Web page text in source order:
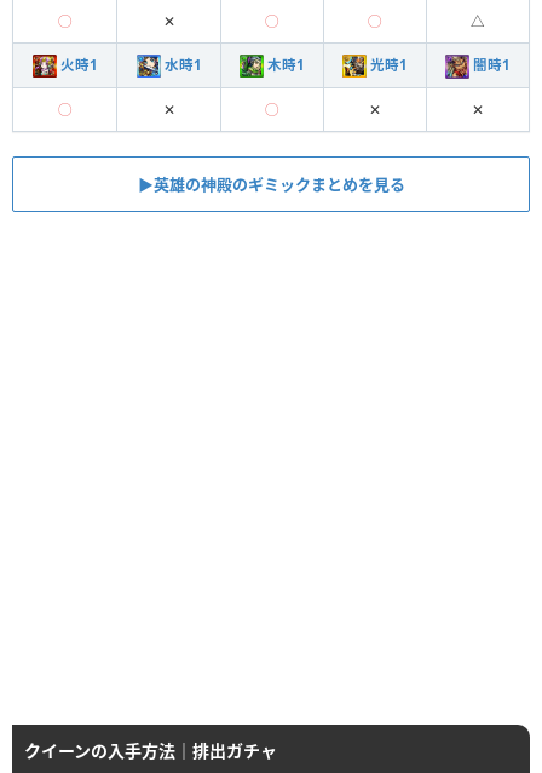
◯ ✕ ◯ ◯ △
火時1 水時1 木時1 光時1 闇時1
◯ ✕ ◯ ✕ ✕
▶︎︎英雄の神殿のギミックまとめを見る
クイーンの入手方法｜排出ガチャ